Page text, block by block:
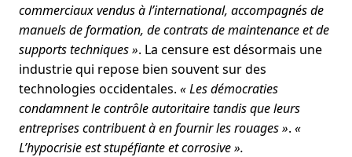
commerciaux vendus à l’international, accompagnés de
manuels de formation, de contrats de maintenance et de
supports techniques ». La censure est désormais une
industrie qui repose bien souvent sur des
technologies occidentales. « Les démocraties
condamnent le contrôle autoritaire tandis que leurs
entreprises contribuent à en fournir les rouages ». «
L’hypocrisie est stupéfiante et corrosive ».